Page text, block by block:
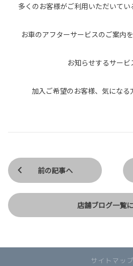
多くのお客様がご利用いただいてい
お車のアフターサービスのご案内
お知らせするサービ
加入ご希望のお客様、気にな
前の記事へ
店舗ブログ一覧
サイトマップ